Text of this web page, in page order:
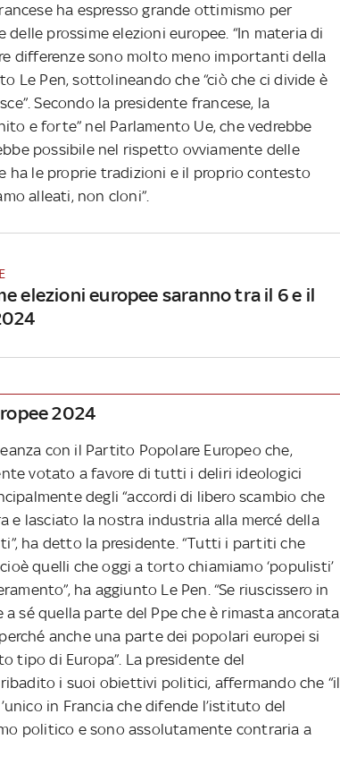
ha espresso grande ottimismo per
delle prossime elezioni europee. “In materia di
differenze sono molto meno importanti della
Le Pen, sottolineando che “ciò che ci divide è
Secondo la presidente francese, la
e forte” nel Parlamento Ue, che vedrebbe
possibile nel rispetto ovviamente delle
ha le proprie tradizioni e il proprio contesto
alleati, non cloni”.
elezioni europee saranno tra il 6 e il
2024
con il Partito Popolare Europeo che,
votato a favore di tutti i deliri ideologici
degli “accordi di libero scambio che
e lasciato la nostra industria alla mercé della
ha detto la presidente. “Tutti i partiti che
quelli che oggi a torto chiamiamo ‘populisti’
ha aggiunto Le Pen. “Se riuscissero in
sé quella parte del Ppe che è rimasta ancorata
anche una parte dei popolari europei si
tipo di Europa”. La presidente del
i suoi obiettivi politici, affermando che “il
in Francia che difende l’istituto del
politico e sono assolutamente contraria a